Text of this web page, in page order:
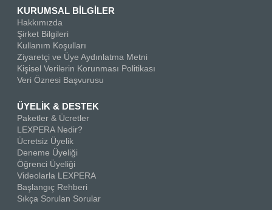
KURUMSAL BİLGİLER
Hakkımızda
Şirket Bilgileri
Kullanım Koşulları
Ziyaretçi ve Üye Aydınlatma Metni
Kişisel Verilerin Korunması Politikası
Veri Öznesi Başvurusu
ÜYELİK & DESTEK
Paketler & Ücretler
LEXPERA Nedir?
Ücretsiz Üyelik
Deneme Üyeliği
Öğrenci Üyeliği
Videolarla LEXPERA
Başlangıç Rehberi
Sıkça Sorulan Sorular